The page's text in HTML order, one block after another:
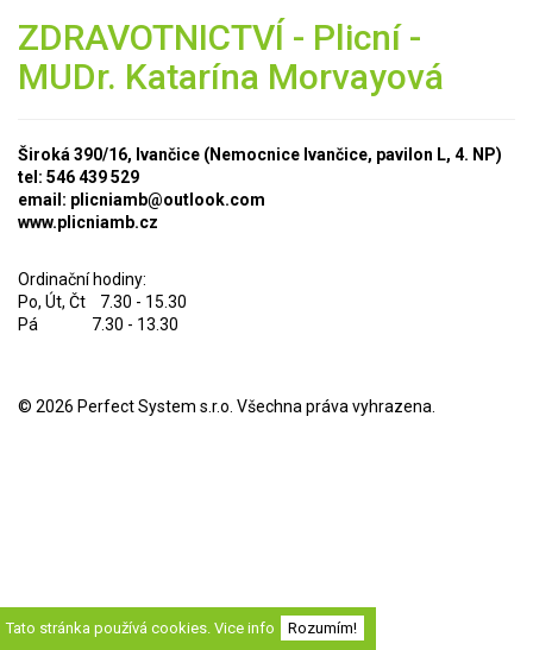
Tato stránka používá cookies. Vice info Rozumím!
ZDRAVOTNICTVÍ - Plicní -
MUDr. Katarína Morvayová
Široká 390/16, Ivančice (Nemocnice Ivančice, pavilon L, 4. NP)
tel: 546 439 529
email: plicniamb@outlook.com
www.plicniamb.cz
Ordinační hodiny:
Po, Út, Čt 7.30 - 15.30
Pá 7.30 - 13.30
© 2026 Perfect System s.r.o . Všechna práva vyhrazena.